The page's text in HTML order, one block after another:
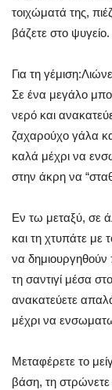
τοιχώματά της,
βάζετε στο ψυγείο.
Για τη
Σε ένα μεγάλο
νερό και
ζαχαρούχο γάλα
καλά μέχρι να
στην άκρη να
Εν τω μεταξύ, σε
και τη χτυπάτε με
να δημιουργηθούν
τη σαντιγί μέσα
ανακατεύετε
μέχρι να
Μεταφέρετε το
βάση, τη στρώνετε